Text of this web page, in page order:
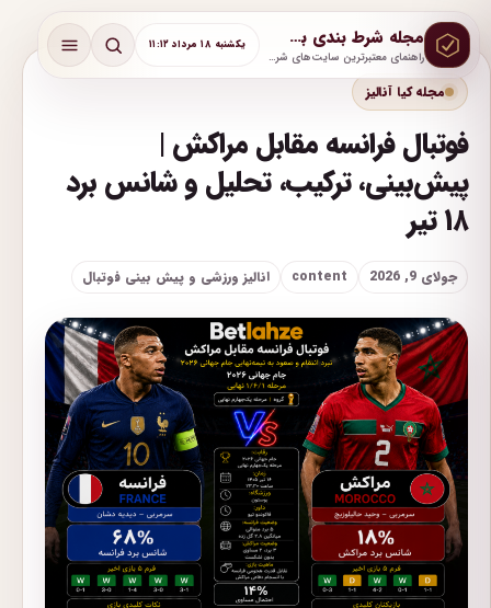
مجله شرط بندی بت لحظه
راهنمای معتبرترین سایت‌های شرط بندی با آموزش و پشتیبانی واقعی
یکشنبه ۱۸ مرداد ۱۱:۱۲
مجله کیا آنالیز
فوتبال فرانسه مقابل مراکش |
پیش‌بینی، ترکیب، تحلیل و شانس برد
۱۸ تیر
جولای 9, 2026 content انالیز ورزشی و پیش بینی فوتبال